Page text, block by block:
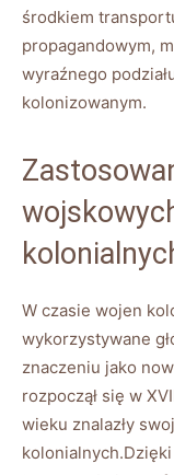
środkiem
propagandowym,
wyraźnego
kolonizowanym.
W czasie wojen
wykorzystywane
znaczeniu jako
rozpoczął się w
wieku znalazły